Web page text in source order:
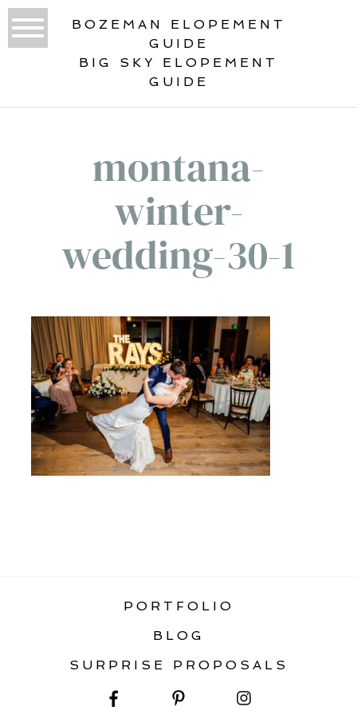
BOZEMAN ELOPEMENT
GUIDE
BIG SKY ELOPEMENT
GUIDE
montana-
winter-
wedding-30-1
PORTFOLIO
BLOG
SURPRISE PROPOSALS